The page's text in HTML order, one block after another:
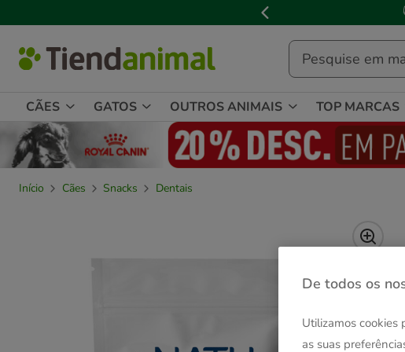
de
mensagem,
📅
CÃES GATOS OUTROS ANIMAIS TOP MARCAS
Início Cães Snacks
Dentais
De todos os
Utilizamos cookies
as suas